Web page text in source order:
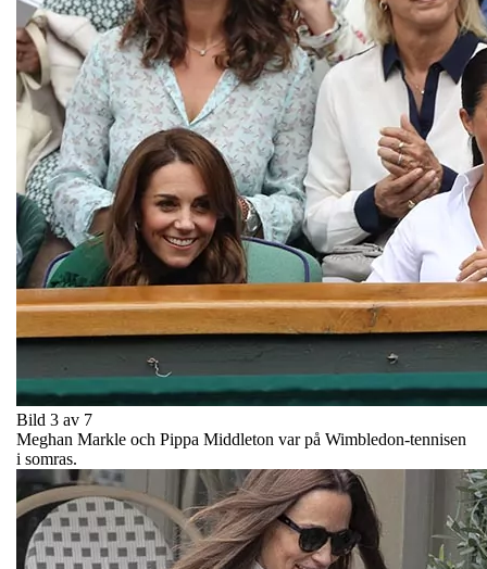
Bild 3 av 7
Meghan Markle och Pippa Middleton var på Wimbledon-tennisen
i somras.